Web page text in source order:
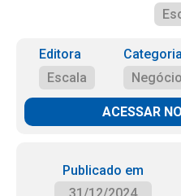
Editora
Escala
Categoria
ACESSAR
Publicado em